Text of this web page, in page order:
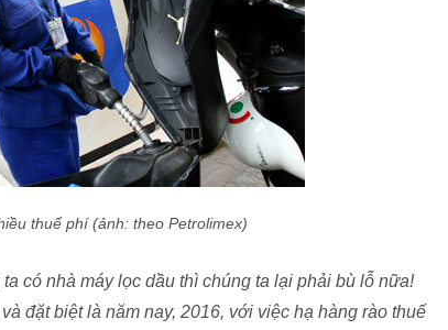
thuế phí (ảnh: theo Petrolimex)
có nhà máy lọc dầu thì chúng ta lại phải bù lỗ nữa!
đặt biệt là năm nay, 2016, với việc hạ hàng rào thuế